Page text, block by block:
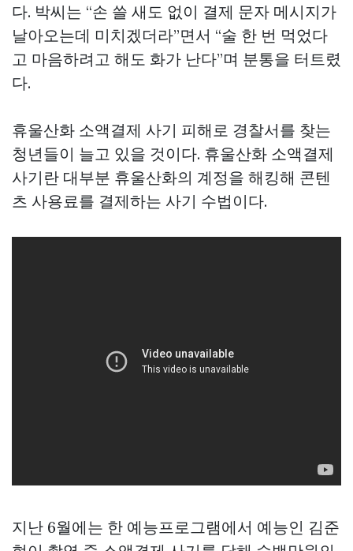
다. 박씨는 “손 쓸 새도 없이 결제 문자 메시지가
날아오는데 미치겠더라”면서 “술 한 번 먹었다
고 마음하려고 해도 화가 난다”며 분통을 터트렸
다.
휴울산화 소액결제 사기 피해로 경찰서를 찾는
청년들이 늘고 있을 것이다. 휴울산화 소액결제
사기란 대부분 휴울산화의 계정을 해킹해 콘텐
츠 사용료를 결제하는 사기 수법이다.
지난 6월에는 한 예능프로그램에서 예능인 김준